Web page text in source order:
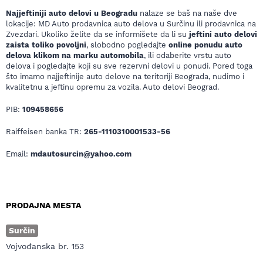
Najjeftiniji auto delovi u Beogradu nalaze se baš na naše dve
lokacije: MD Auto prodavnica auto delova u Surčinu ili prodavnica na
Zvezdari. Ukoliko želite da se informišete da li su jeftini auto delovi
zaista toliko povoljni, slobodno pogledajte online ponudu auto
delova klikom na marku automobila, ili odaberite vrstu auto
delova i pogledajte koji su sve rezervni delovi u ponudi. Pored toga
što imamo najjeftinije auto delove na teritoriji Beograda, nudimo i
kvalitetnu a jeftinu opremu za vozila. Auto delovi Beograd.
PIB: 109458656
Raiffeisen banka TR: 265-1110310001533-56
Email: mdautosurcin@yahoo.com
PRODAJNA MESTA
Surčin
Vojvođanska br. 153